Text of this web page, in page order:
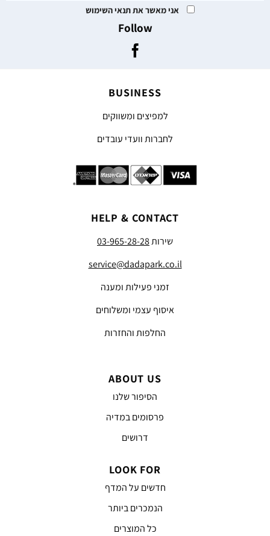
אני מאשר את תנאי השימוש
Follow
BUSINESS
למפיצים ומשווקים
לחברות וועדי עובדים
HELP & CONTACT
שירות03-965-28-28
service@dadapark.co.il
זמני פעילות ומענה
איסוף עצמי ומשלוחים
החלפות והחזרות
ABOUT US
הסיפור שלנו
פרסומים במדיה
דרושים
LOOK FOR
חדשים על המדף
הנמכרים ביותר
כל המוצרים